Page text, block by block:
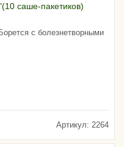
саше-пакетиков)
с болезнетворными
Артикул: 2264